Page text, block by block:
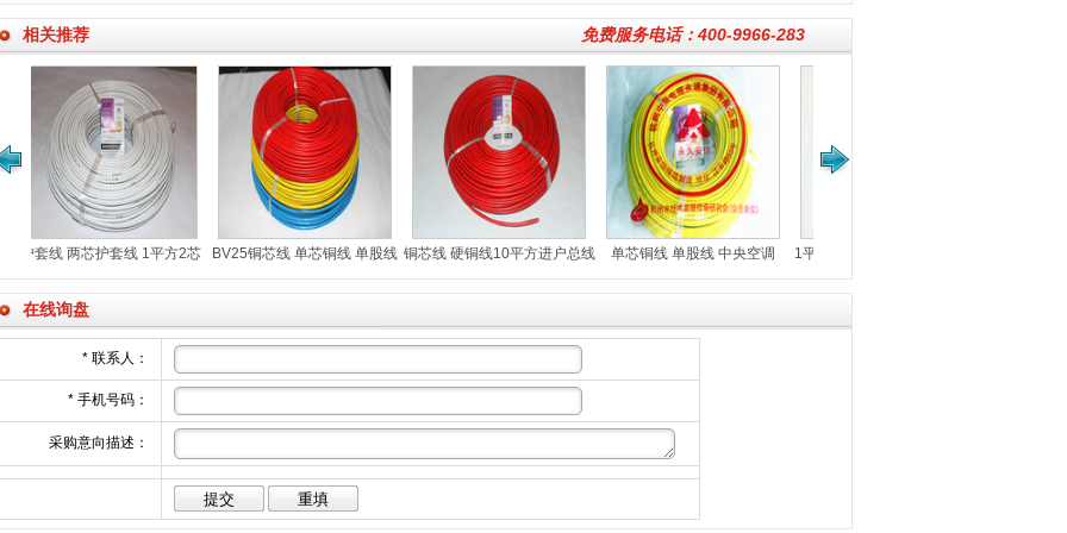
相关推荐 免费服务电话：400-9966-283
2芯
BV25铜芯线 单芯铜线 单股线
铜芯聚氯乙烯绝缘电线
BV25铜芯线
铜芯线 硬铜线10平方进户总线
BV10平方铜芯线
单芯铜线 单股线 中央空调
BV6平方电线
1平方单芯铜线 单股线 照明用
线 塑铜线
BV1平方电线
在线询盘
* 联系人：
* 手机号码：
采购意向描述：